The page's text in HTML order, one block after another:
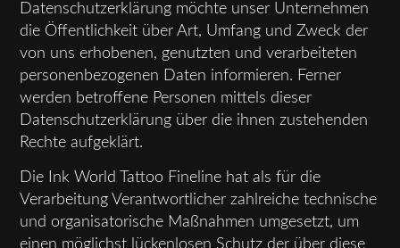
Datenschutzerklärung möchte unser Unternehmen
die Öffentlichkeit über Art, Umfang und Zweck der
von uns erhobenen, genutzten und verarbeiteten
personenbezogenen Daten informieren. Ferner
werden betroffene Personen mittels dieser
Datenschutzerklärung über die ihnen zustehenden
Rechte aufgeklärt.
Die Ink World Tattoo Fineline hat als für die
Verarbeitung Verantwortlicher zahlreiche technische
und organisatorische Maßnahmen umgesetzt, um
einen möglichst lückenlosen Schutz der über diese